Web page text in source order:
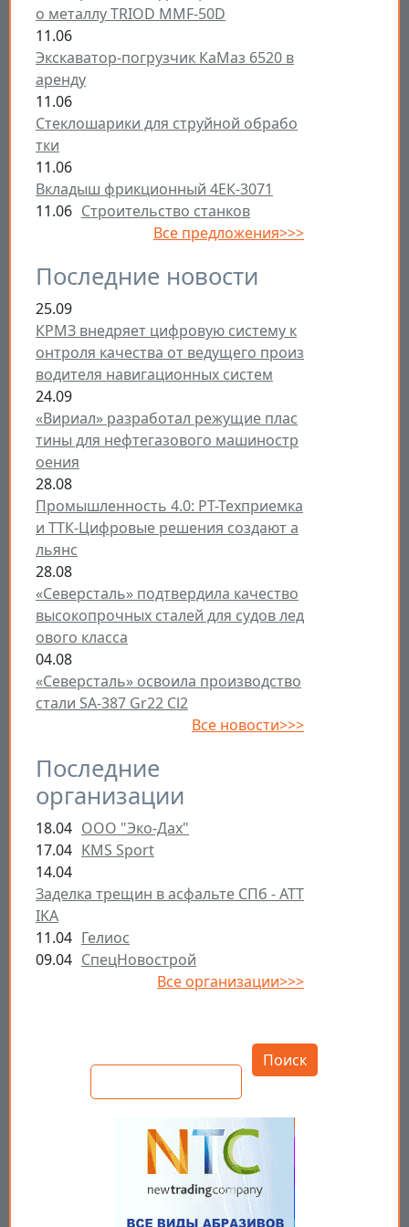
о металлу TRIOD MMF-50D
11.06
Экскаватор-погрузчик КаМаз 6520 в
аренду
11.06
Стеклошарики для струйной обрабо
тки
11.06
Вкладыш фрикционный 4ЕК-3071
11.06 Строительство станков
Все предложения>>>
Последние новости
25.09
КРМЗ внедряет цифровую систему к
онтроля качества от ведущего произ
водителя навигационных систем
24.09
«Вириал» разработал режущие плас
тины для нефтегазового машиностр
оения
28.08
Промышленность 4.0: РТ-Техприемка
и ТТК-Цифровые решения создают а
льянс
28.08
«Северсталь» подтвердила качество
высокопрочных сталей для судов лед
ового класса
04.08
«Северсталь» освоила производство
стали SA-387 Gr22 Cl2
Все новости>>>
Последние
организации
18.04 ООО "Эко-Дах"
17.04 KMS Sport
14.04
Заделка трещин в асфальте СПб - ATT
IKA
11.04 Гелиос
09.04 СпецНовострой
Все организации>>>